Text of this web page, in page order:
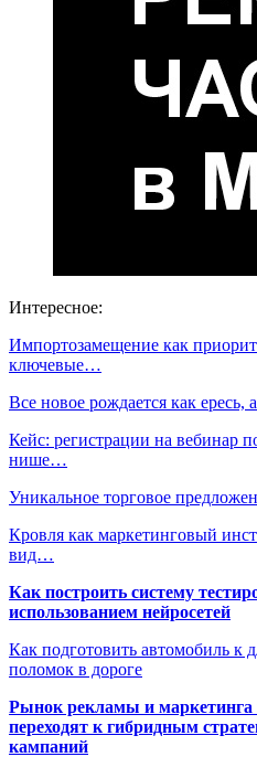
Интересное:
Импортозамещение как
ключевые…
Все новое рождается как
Кейс: регистрации на вебинар
нише…
Уникальное торговое
Кровля как маркетинговый
вид…
Как построить систему
использованием нейросетей
Как подготовить автомобиль к
поломок в дороге
Рынок рекламы и маркетинга
переходят к гибридным
кампаний